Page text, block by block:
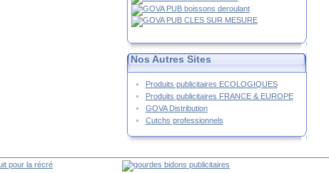
Nos Autres Sites
Produits publicitaires ECOLOGIQUES
Produits publicitaires FRANCE & EUROPE
GOVA Distribution
Cutchs professionnels